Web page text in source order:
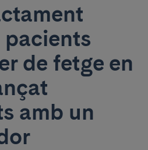
de fetge en
amb un